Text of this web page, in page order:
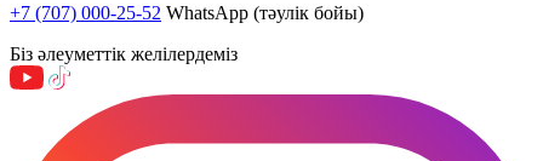
+7 (707) 000-25-52 WhatsApp (тәулік бойы)
Біз әлеуметтік желілердеміз